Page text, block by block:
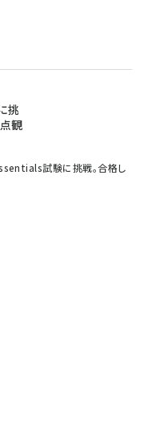
挑
観
試験に挑戦。合格し